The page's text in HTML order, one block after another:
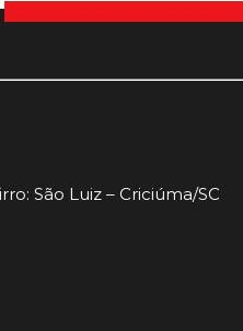
São Luiz – Criciúma/SC